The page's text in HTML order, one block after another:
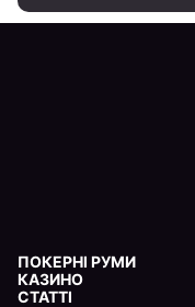
ПОКЕРНІ РУМИ
КАЗИНО
СТАТТІ